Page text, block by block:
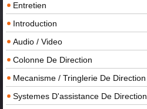
Entretien
Introduction
Audio / Video
Colonne De Direction
Mecanisme / Tringlerie De Direction
Systemes D'assistance De Direction